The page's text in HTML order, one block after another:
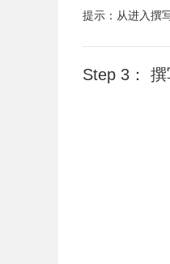
提示：从进入撰
Step 3：